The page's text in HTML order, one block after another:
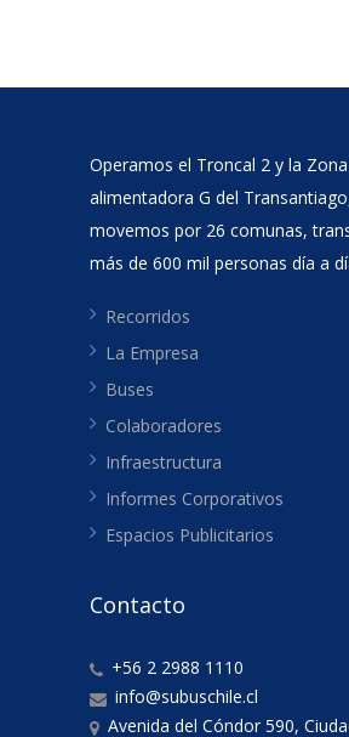
Operamos el Troncal 2 y la Zona
alimentadora G del
movemos por 26 comunas,
más de 600 mil personas día a
Recorridos
La Empresa
Buses
Colaboradores
Infraestructura
Informes Corporativos
Espacios Publicitarios
Contacto
+56 2 2988 1110
info@subuschile.cl
Avenida del Cóndor 590,